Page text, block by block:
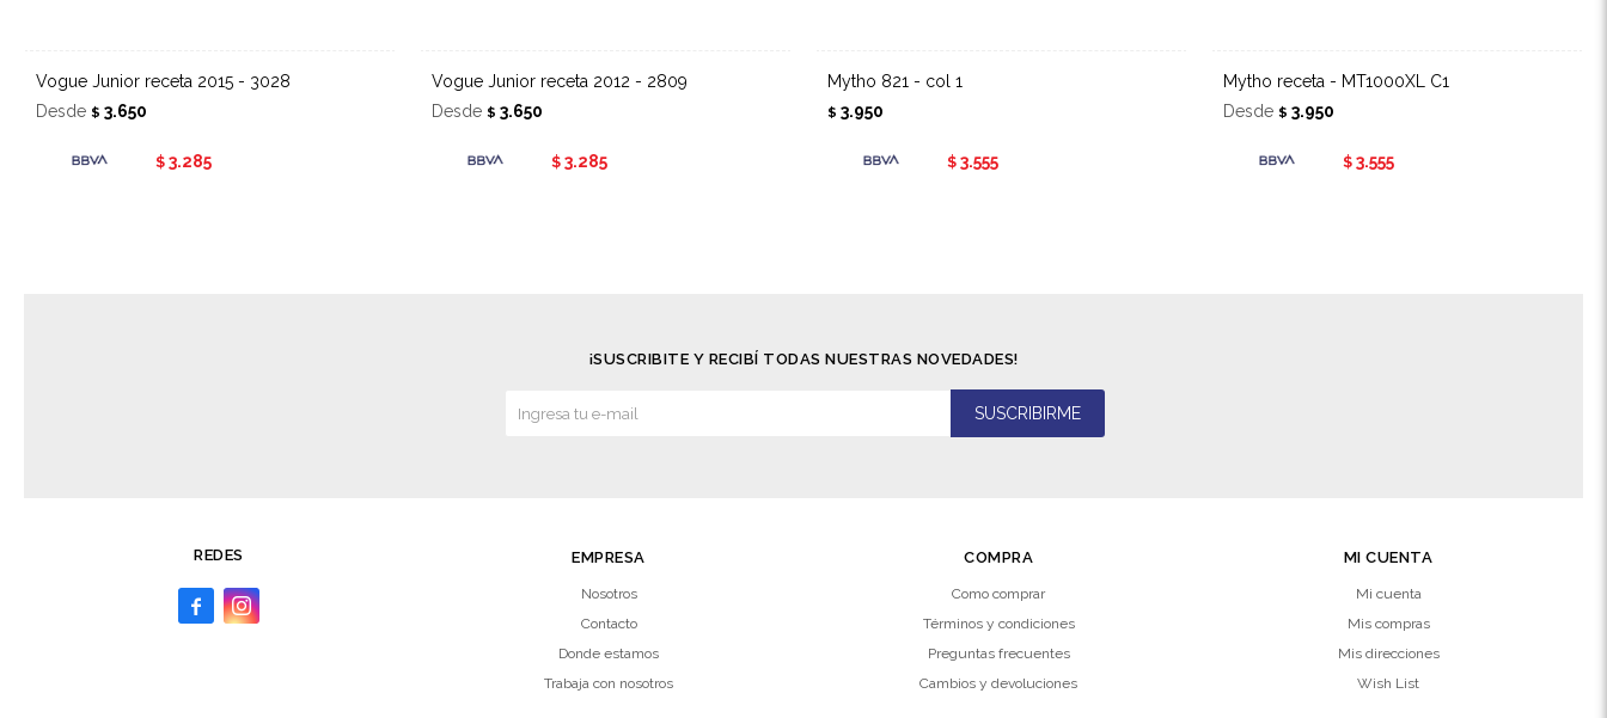
Vogue Junior receta 2015 - 3028
Desde $ 3.650
$ 3.285
Vogue Junior receta 2012 - 2809
Desde $ 3.650
$ 3.285
Mytho 821 - col 1
$ 3.950
$ 3.555
Mytho receta - MT1000XL C1
Desde $ 3.950
$ 3.555
REDES
 
EMPRESA
Nosotros
Contacto
Donde estamos
Trabaja con nosotros
COMPRA
Como comprar
Términos y condiciones
Preguntas frecuentes
Cambios y devoluciones
MI CUENTA
Mi cuenta
Mis compras
Mis direcciones
Wish List
¡SUSCRIBITE Y RECIBÍ TODAS NUESTRAS NOVEDADES!
SUSCRIBIRME